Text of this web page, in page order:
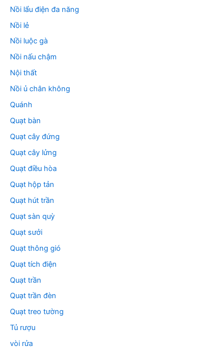
Nồi lẩu điện đa năng
Nồi lẻ
Nồi luộc gà
Nồi nấu chậm
Nội thất
Nồi ủ chân không
Quánh
Quạt bàn
Quạt cây đứng
Quạt cây lửng
Quạt điều hòa
Quạt hộp tản
Quạt hút trần
Quạt sàn quỳ
Quạt sưởi
Quạt thông gió
Quạt tích điện
Quạt trần
Quạt trần đèn
Quạt treo tường
Tủ rượu
vòi rửa